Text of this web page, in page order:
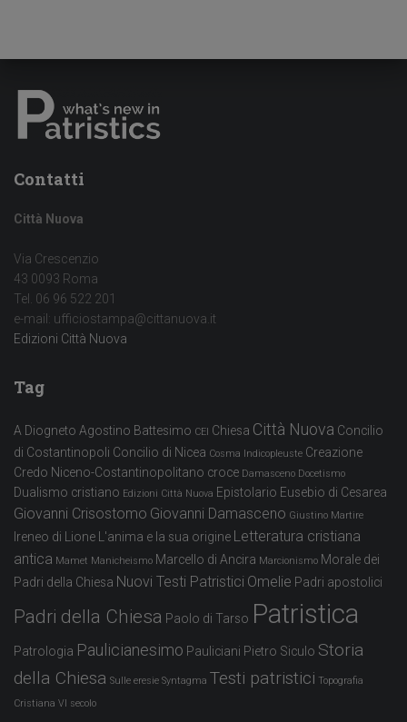
Contatti
Città Nuova
Via Crescenzio
43 0093 Roma
Tel. 06 96 522 201
e-mail: ufficiostampa@cittanuova.it
Edizioni Città Nuova
Tag
A Diogneto Agostino Battesimo CEI Chiesa Città Nuova Concilio
di Costantinopoli Concilio di Nicea Cosma Indicopleuste Creazione
Credo Niceno-Costantinopolitano croce Damasceno Docetismo
Dualismo cristiano Edizioni Città Nuova Epistolario Eusebio di Cesarea
Giovanni Crisostomo Giovanni Damasceno Giustino Martire
Ireneo di Lione L'anima e la sua origine Letteratura cristiana
antica Mamet Manicheismo Marcello di Ancira Marcionismo Morale dei
Padri della Chiesa Nuovi Testi Patristici Omelie Padri apostolici
Padri della Chiesa Paolo di Tarso Patristica
Patrologia Paulicianesimo Pauliciani Pietro Siculo Storia
della Chiesa Sulle eresie Syntagma Testi patristici Topografia
Cristiana VI secolo